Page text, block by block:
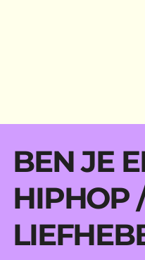
BEN JE
HIPHOP